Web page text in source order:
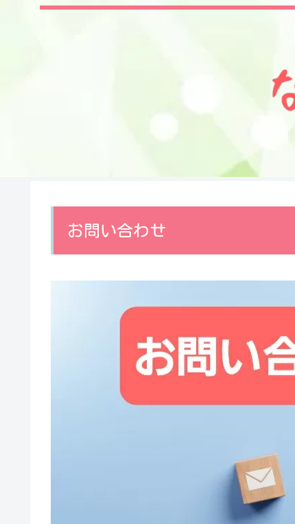
お問い合わせ